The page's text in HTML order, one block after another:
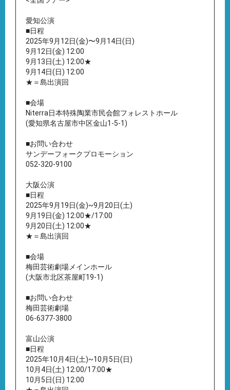
愛知公演
■日程
2025年9月12日(金)〜9月14日(日)
9月12日(金) 12:00
9月13日(土) 12:00★
9月14日(日) 12:00
★＝島出演回
■会場
Niterra日本特殊陶業市民会館フォレストホール
(愛知県名古屋市中区金山1-5-1)
■お問い合わせ
サンデーフォークプロモーション
052-320-9100
大阪公演
■日程
2025年9月19日(金)~9月20日(土)
9月19日(金) 12:00★/17:00
9月20日(土) 12:00★
★＝島出演回
■会場
梅田芸術劇場メインホール
(大阪市北区茶屋町19-1)
■お問い合わせ
梅田芸術劇場
06-6377-3800
富山公演
■日程
2025年10月4日(土)~10月5日(日)
10月4日(土) 12:00/17:00★
10月5日(日) 12:00